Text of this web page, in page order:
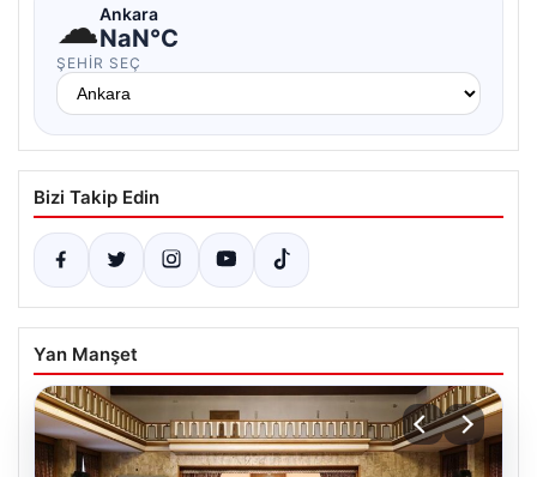
☁Ankara
NaN°C
ŞEHIR SEÇ
Bizi Takip Edin
Yan Manşet